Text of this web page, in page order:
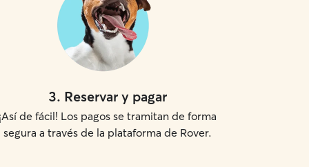
3. Reservar y pagar
de fácil! Los pagos se tramitan de forma
segura a través de la plataforma de Rover.